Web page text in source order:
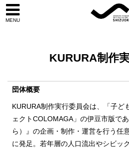
KURURA制作
団体概要
KURURA制作実行委員会は、「子ど
ェクトCOLOMAGA」の伊豆市版で
ら）』の企画・制作・運営を行う任
に発足。若年層の人口流出やシビッ